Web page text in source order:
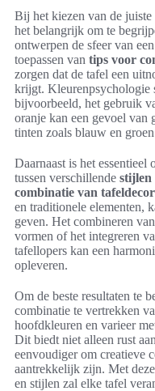
Bij het kiezen van de juiste
het belangrijk om te
ontwerpen de sfeer van
toepassen van tips voor
zorgen dat de tafel een
krijgt. Kleurenpsychologie
bijvoorbeeld, het gebruik
oranje kan een gevoel van
tinten zoals blauw en
Daarnaast is het essentieel
tussen verschillende stijlen
combinatie van
en traditionele elementen,
geven. Het combineren
vormen of het integreren
tafellopers kan een
opleveren.
Om de beste resultaten te
combinatie te vertrekken
hoofdkleuren en varieer
Dit biedt niet alleen rust
eenvoudiger om creatieve
aantrekkelijk zijn. Met deze
en stijlen zal elke tafel